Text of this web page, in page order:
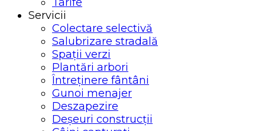
Servicii
Colectare selectivă
Salubrizare stradală
Spații verzi
Plantări arbori
Întreținere fântâni
Gunoi menajer
Deszapezire
Deșeuri construcții